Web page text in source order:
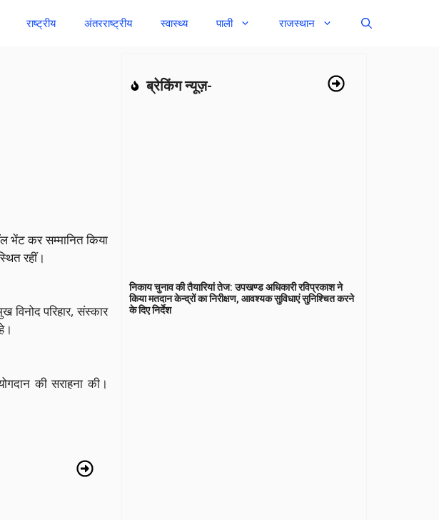
राष्ट्रीय अंतरराष्ट्रीय स्वास्थ्य पाली राजस्थान
भेंट कर सम्मानित किया
रहीं।
विनोद परिहार, संस्कार
की सराहना की।
ब्रेकिंग न्यूज़-
निकाय चुनाव की तैयारियां तेज: उपखण्ड अधिकारी रविप्रकाश ने
किया मतदान केन्द्रों का निरीक्षण, आवश्यक सुविधाएं सुनिश्चित करने
के दिए निर्देश